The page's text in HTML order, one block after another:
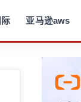
亚马逊aws